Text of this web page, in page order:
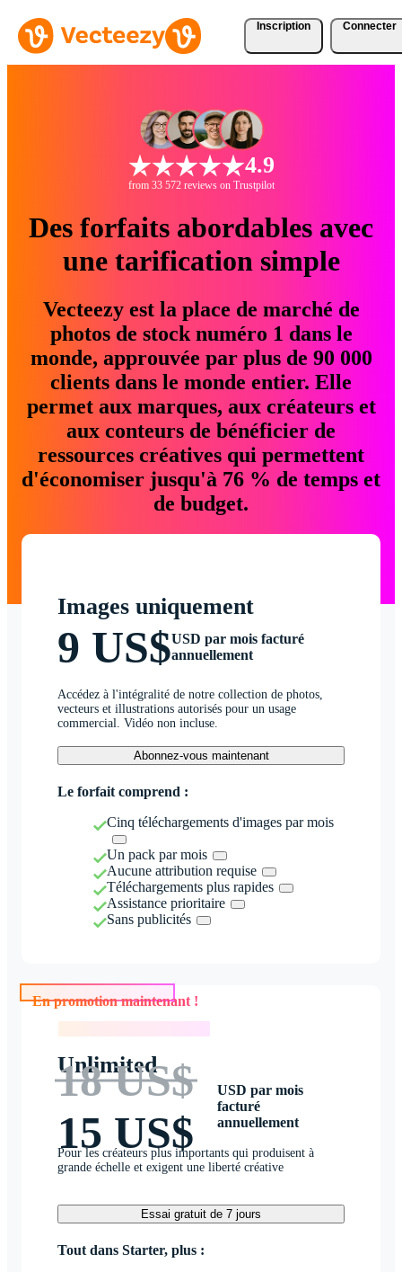
Inscription Connecter
4.9
from 33 572 reviews on Trustpilot
Des forfaits abordables avec
une tarification simple
Vecteezy est la place de marché de
photos de stock numéro 1 dans le
monde, approuvée par plus de 90 000
clients dans le monde entier. Elle
permet aux marques, aux créateurs et
aux conteurs de bénéficier de
ressources créatives qui permettent
d'économiser jusqu'à 76 % de temps et
de budget.
Images uniquement
9 US$USD par mois facturé
annuellement
Accédez à l'intégralité de notre collection de photos,
vecteurs et illustrations autorisés pour un usage
commercial. Vidéo non incluse.
Abonnez-vous maintenant
Le forfait comprend :
Cinq téléchargements d'images par mois
Un pack par mois
Aucune attribution requise
Téléchargements plus rapides
Assistance prioritaire
Sans publicités
En promotion maintenant !
Unlimited
18 US$
15 US$
USD par mois
facturé
annuellement
Pour les créateurs plus importants qui produisent à
grande échelle et exigent une liberté créative
Essai gratuit de 7 jours
Tout dans Starter, plus :